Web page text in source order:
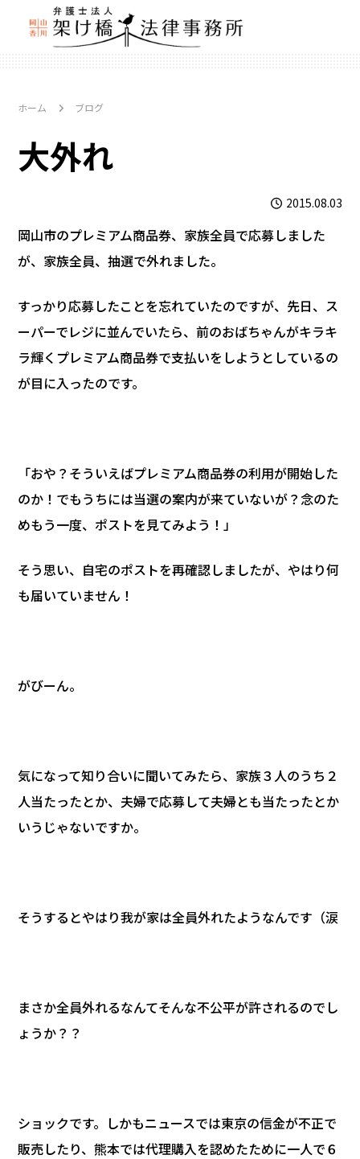
ホーム ブログ
大外れ
2015.08.03
岡山市のプレミアム商品券、家族全員で応募しました
が、家族全員、抽選で外れました。
すっかり応募したことを忘れていたのですが、先日、ス
ーパーでレジに並んでいたら、前のおばちゃんがキラキ
ラ輝くプレミアム商品券で支払いをしようとしているの
が目に入ったのです。
「おや？そういえばプレミアム商品券の利用が開始した
のか！でもうちには当選の案内が来ていないが？念のた
めもう一度、ポストを見てみよう！」
そう思い、自宅のポストを再確認しましたが、やはり何
も届いていません！
がびーん。
気になって知り合いに聞いてみたら、家族３人のうち２
人当たったとか、夫婦で応募して夫婦とも当たったとか
いうじゃないですか。
そうするとやはり我が家は全員外れたようなんです（涙
まさか全員外れるなんてそんな不公平が許されるのでし
ょうか？？
ショックです。しかもニュースでは東京の信金が不正で
販売したり、熊本では代理購入を認めたために一人で６